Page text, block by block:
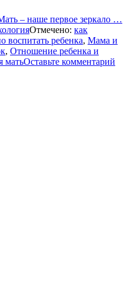
– наше первое зеркало …
Отмечено: как
воспитать ребенка, Мама и
, Отношение ребенка и
матьОставьте комментарий